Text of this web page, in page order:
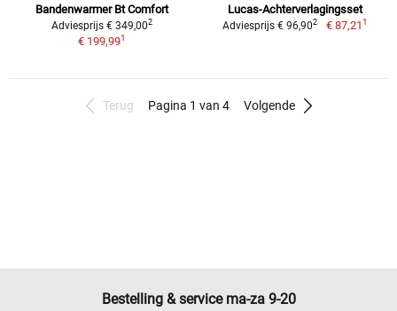
Bandenwarmer Bt Comfort
Adviesprijs € 349,002
€ 199,991
Lucas-Achterverlagingsset
Adviesprijs € 96,902 € 87,211
Terug Pagina 1 van 4 Volgende
Bestelling & service ma-za 9-20